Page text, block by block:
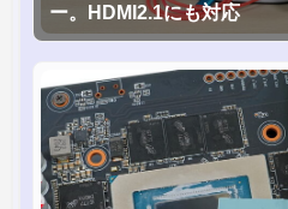
ー。HDMI2.1にも対応